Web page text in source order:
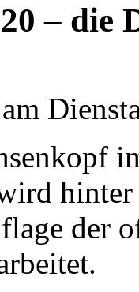
– die
der